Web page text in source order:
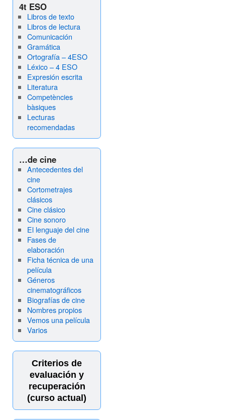
4t ESO
Libros de texto
Libros de lectura
Comunicación
Gramática
Ortografía – 4ESO
Léxico – 4 ESO
Expresión escrita
Literatura
Competències
bàsiques
Lecturas
recomendadas
…de cine
Antecedentes del
cine
Cortometrajes
clásicos
Cine clásico
Cine sonoro
El lenguaje del cine
Fases de
elaboración
Ficha técnica de una
película
Géneros
cinematográficos
Biografías de cine
Nombres propios
Vemos una película
Varios
Criterios de
evaluación y
recuperación
(curso actual)